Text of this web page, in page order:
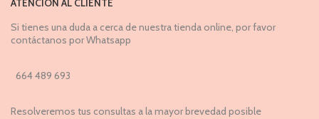
ATENCIÓN AL CLIENTE
Si tienes una duda a cerca de nuestra tienda online, por favor
contáctanos por Whatsapp
664 489 693
Resolveremos tus consultas a la mayor brevedad posible